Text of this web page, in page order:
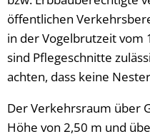
öffentlichen
in der Vogelbrutzeit vom
sind Pflegeschnitte
achten, dass keine
Der Verkehrsraum über
Höhe von 2,50 m und